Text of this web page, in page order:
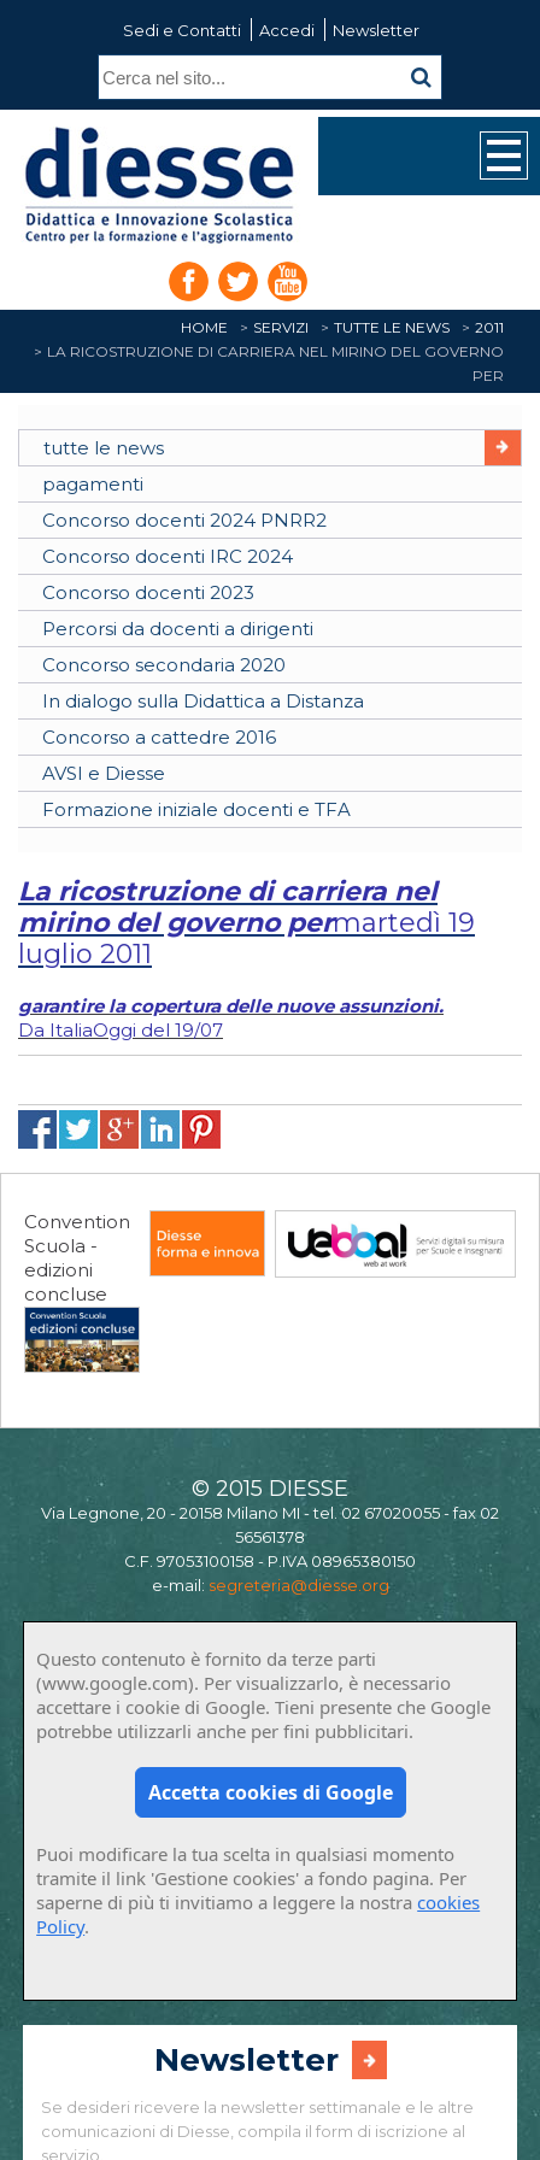
Sedi e Contatti Accedi Newsletter
HOME SERVIZI TUTTE LE NEWS
2011
LA RICOSTRUZIONE DI CARRIERA NEL MIRINO DEL GOVERNO
PER
tutte le news
pagamenti
Concorso docenti 2024 PNRR2
Concorso docenti IRC 2024
Concorso docenti 2023
Percorsi da docenti a dirigenti
Concorso secondaria 2020
In dialogo sulla Didattica a Distanza
Concorso a cattedre 2016
AVSI e Diesse
Formazione iniziale docenti e TFA
La ricostruzione di carriera nel
mirino del governo permartedì 19
luglio 2011
garantire la copertura delle nuove assunzioni.
Da ItaliaOggi del 19/07
Convention
Scuola -
edizioni
concluse
© 2015 DIESSE
Via Legnone, 20 - 20158 Milano MI - tel. 02 67020055 - fax 02
56561378
C.F. 97053100158 - P.IVA 08965380150
e-mail: segreteria@diesse.org
Questo contenuto è fornito da terze parti
(www.google.com). Per visualizzarlo, è necessario
accettare i cookie di Google. Tieni presente che Google
potrebbe utilizzarli anche per fini pubblicitari.
Accetta cookies di Google
Puoi modificare la tua scelta in qualsiasi momento
tramite il link 'Gestione cookies' a fondo pagina. Per
saperne di più ti invitiamo a leggere la nostracookies
Policy.
Newsletter
Se desideri ricevere la newsletter settimanale e le altre
comunicazioni di Diesse, compila il form di iscrizione al
servizio.